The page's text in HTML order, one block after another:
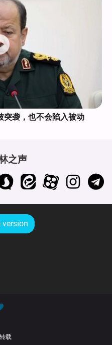
突袭，也不会陷入被动
之声
version
载